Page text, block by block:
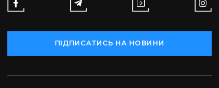
ПІДПИСАТИСЬ НА НОВИНИ